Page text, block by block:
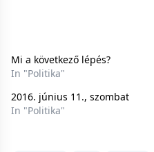
Mi a következő lépés?
In "Politika"
2016. június 11., szombat
In "Politika"